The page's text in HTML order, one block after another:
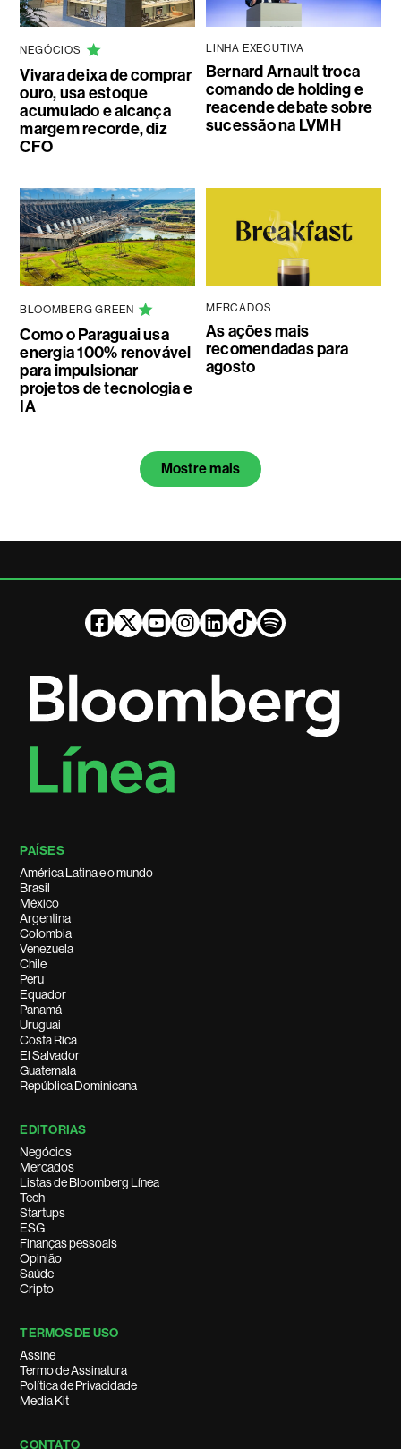
NEGÓCIOS
Vivara deixa de comprar
ouro, usa estoque
acumulado e alcança
margem recorde, diz
CFO
LINHA EXECUTIVA
Bernard Arnault troca
comando de holding e
reacende debate sobre
sucessão na LVMH
BLOOMBERG GREEN
Como o Paraguai usa
energia 100% renovável
para impulsionar
projetos de tecnologia e
IA
MERCADOS
As ações mais
recomendadas para
agosto
Mostre mais
PAÍSES
América Latina e o mundo
Brasil
México
Argentina
Colombia
Venezuela
Chile
Peru
Equador
Panamá
Uruguai
Costa Rica
El Salvador
Guatemala
República Dominicana
EDITORIAS
Negócios
Mercados
Listas de Bloomberg Línea
Tech
Startups
ESG
Finanças pessoais
Opinião
Saúde
Cripto
TERMOS DE USO
Assine
Termo de Assinatura
Política de Privacidade
Media Kit
CONTATO